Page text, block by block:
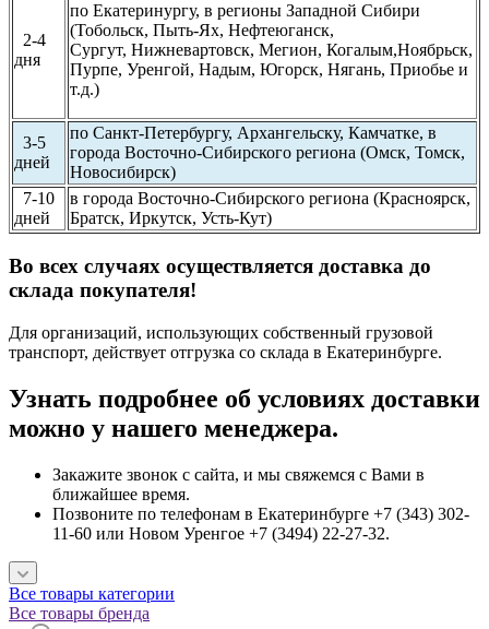
2-4
дня
по Екатеринургу, в регионы Западной Сибири
(Тобольск, Пыть-Ях, Нефтеюганск,
Сургут, Нижневартовск, Мегион, Когалым,Ноябрьск,
Пурпе, Уренгой, Надым, Югорск, Нягань, Приобье и
т.д.)
3-5
дней
по Санкт-Петербургу, Архангельску, Камчатке, в
города Восточно-Сибирского региона (Омск, Томск,
Новосибирск)
7-10
дней
в города Восточно-Сибирского региона (Красноярск,
Братск, Иркутск, Усть-Кут)
Во всех случаях осуществляется доставка до
склада покупателя!
Для организаций, использующих собственный грузовой
транспорт, действует отгрузка со склада в Екатеринбурге.
Узнать подробнее об условиях доставки
можно у нашего менеджера.
Закажите звонок с сайта, и мы свяжемся с Вами в
ближайшее время.
Позвоните по телефонам в Екатеринбурге +7 (343) 302-
11-60 или Новом Уренгое +7 (3494) 22-27-32.
Все товары категории
Все товары бренда